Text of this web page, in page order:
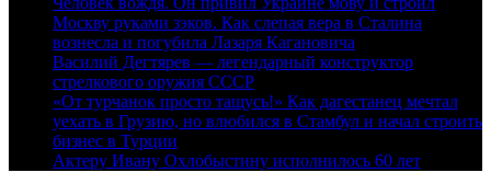
Москву руками зэков. Как слепая вера в Сталина
вознесла и погубила Лазаря Кагановича
Василий Дегтярев — легендарный конструктор
стрелкового оружия СССР
«От турчанок просто тащусь!» Как дагестанец мечтал
уехать в Грузию, но влюбился в Стамбул и начал строить
бизнес в Турции
Актеру Ивану Охлобыстину исполнилось 60 лет